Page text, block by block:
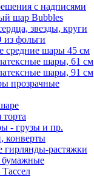
с надписями
шар Bubbles
звезды, круги
фольги
средние шары 45 см
шары, 61 см
шары, 91 см
прозрачные
- грузы и пр.
конверты
растяжки